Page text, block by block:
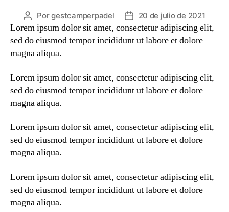
Autor
de
la
entrada
Porgestcamperpadel
Fecha
de
la
20 de julio de 2021
Lorem ipsum dolor sit amet, consectetur adipiscing elit,
sed do eiusmod tempor incididunt ut labore et dolore
magna aliqua.
Lorem ipsum dolor sit amet, consectetur adipiscing elit,
sed do eiusmod tempor incididunt ut labore et dolore
magna aliqua.
Lorem ipsum dolor sit amet, consectetur adipiscing elit,
sed do eiusmod tempor incididunt ut labore et dolore
magna aliqua.
Lorem ipsum dolor sit amet, consectetur adipiscing elit,
sed do eiusmod tempor incididunt ut labore et dolore
magna aliqua.